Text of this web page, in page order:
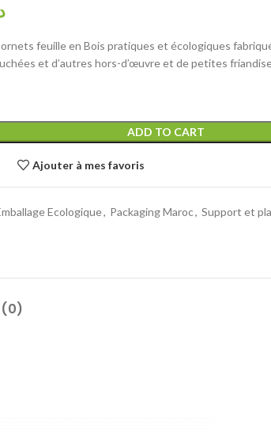
feuille en Bois pratiques et écologiques
et d’autres hors-d’œuvre et de petites
ADD TO CART
Ajouter à mes favoris
Ecologique, Packaging Maroc, Support et
(0)